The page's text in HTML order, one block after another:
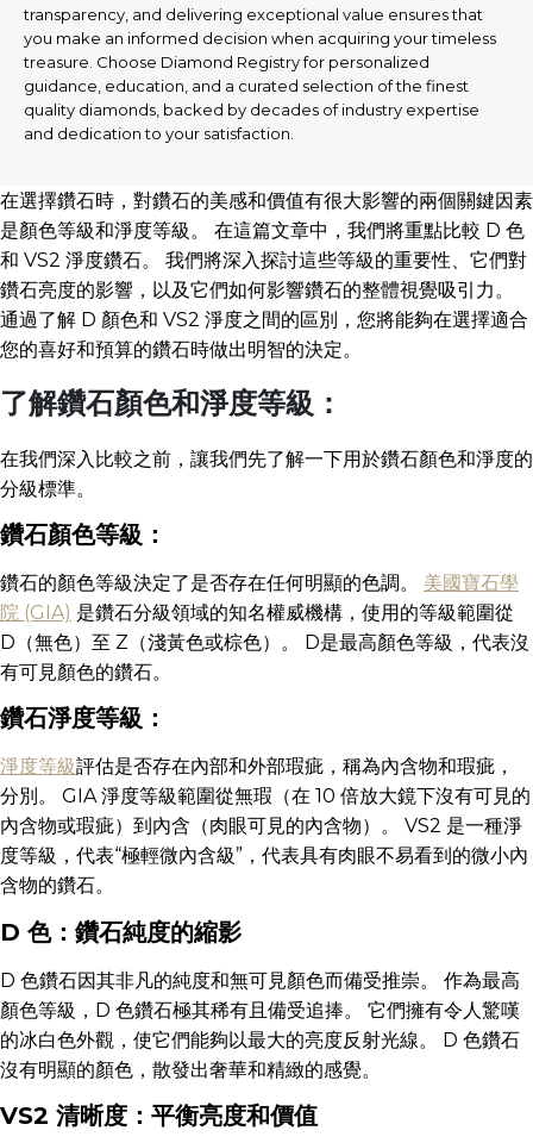
transparency, and delivering exceptional value ensures that
you make an informed decision when acquiring your timeless
treasure. Choose Diamond Registry for personalized
guidance, education, and a curated selection of the finest
quality diamonds, backed by decades of industry expertise
and dedication to your satisfaction.
在選擇鑽石時，對鑽石的美感和價值有很大影響的兩個關鍵因素
是顏色等級和淨度等級。 在這篇文章中，我們將重點比較 D 色
和 VS2 淨度鑽石。 我們將深入探討這些等級的重要性、它們對
鑽石亮度的影響，以及它們如何影響鑽石的整體視覺吸引力。
通過了解 D 顏色和 VS2 淨度之間的區別，您將能夠在選擇適合
您的喜好和預算的鑽石時做出明智的決定。
了解鑽石顏色和淨度等級：
在我們深入比較之前，讓我們先了解一下用於鑽石顏色和淨度的
分級標準。
鑽石顏色等級：
鑽石的顏色等級決定了是否存在任何明顯的色調。 美國寶石學
院 (GIA) 是鑽石分級領域的知名權威機構，使用的等級範圍從
D（無色）至 Z（淺黃色或棕色）。 D是最高顏色等級，代表沒
有可見顏色的鑽石。
鑽石淨度等級：
淨度等級評估是否存在內部和外部瑕疵，稱為內含物和瑕疵，
分別。 GIA 淨度等級範圍從無瑕（在 10 倍放大鏡下沒有可見的
內含物或瑕疵）到內含（肉眼可見的內含物）。 VS2 是一種淨
度等級，代表“極輕微內含級”，代表具有肉眼不易看到的微小內
含物的鑽石。
D 色：鑽石純度的縮影
D 色鑽石因其非凡的純度和無可見顏色而備受推崇。 作為最高
顏色等級，D 色鑽石極其稀有且備受追捧。 它們擁有令人驚嘆
的冰白色外觀，使它們能夠以最大的亮度反射光線。 D 色鑽石
沒有明顯的顏色，散發出奢華和精緻的感覺。
VS2 清晰度：平衡亮度和價值